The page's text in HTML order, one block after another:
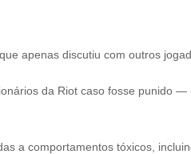
apenas discutiu com outros
da Riot caso fosse punido
a comportamentos tóxicos,